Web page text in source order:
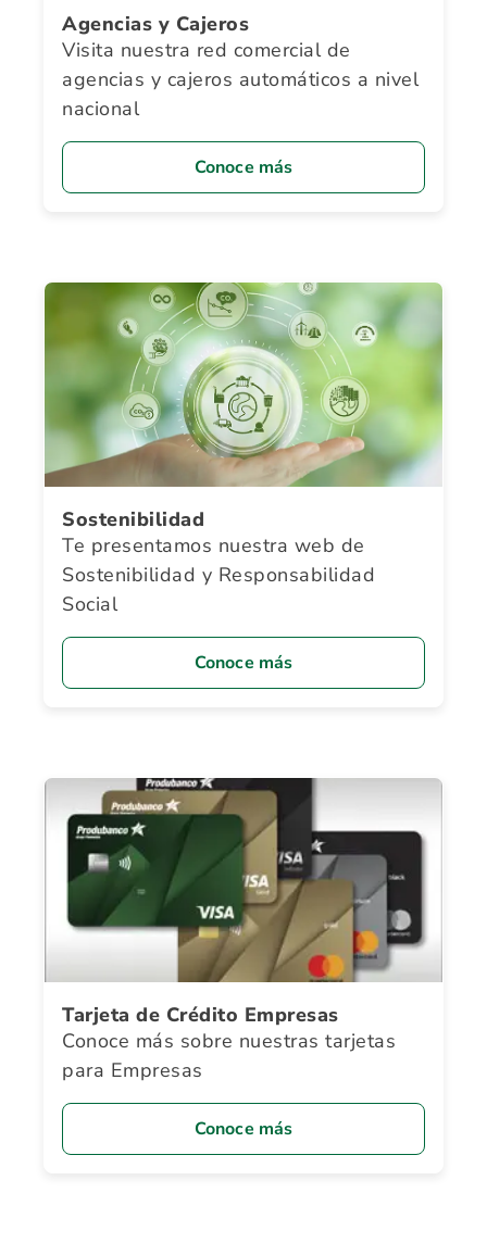
Agencias y Cajeros
Visita nuestra red comercial de
agencias y cajeros automáticos a nivel
nacional
Conoce más
Sostenibilidad
Te presentamos nuestra web de
Sostenibilidad y Responsabilidad
Social
Conoce más
Tarjeta de Crédito Empresas
Conoce más sobre nuestras tarjetas
para Empresas
Conoce más